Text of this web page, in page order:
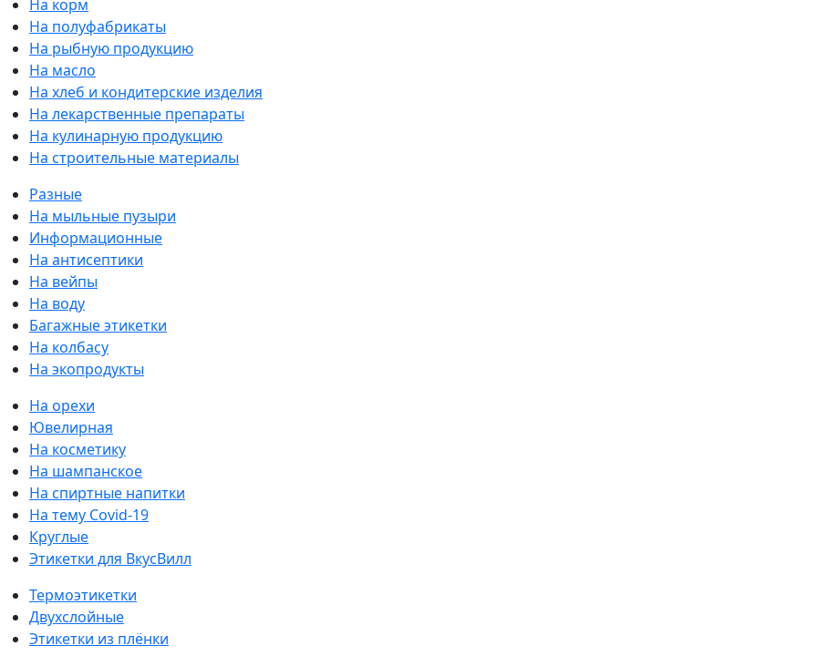
На корм
На полуфабрикаты
На рыбную продукцию
На масло
На хлеб и кондитерские изделия
На лекарственные препараты
На кулинарную продукцию
На строительные материалы
Разные
На мыльные пузыри
Информационные
На антисептики
На вейпы
На воду
Багажные этикетки
На колбасу
На экопродукты
На орехи
Ювелирная
На косметику
На шампанское
На спиртные напитки
На тему Covid-19
Круглые
Этикетки для ВкусВилл
Термоэтикетки
Двухслойные
Этикетки из плёнки